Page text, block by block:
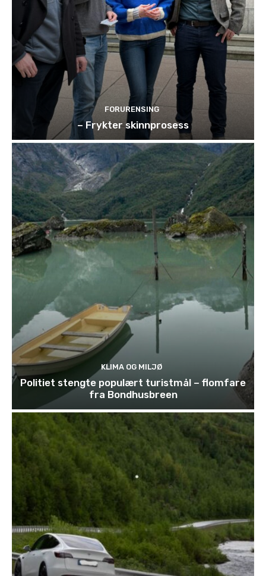
FORURENSING
– Frykter skinnprosess
KLIMA OG MILJØ
Politiet stengte populært turistmål – flomfare
fra Bondhusbreen